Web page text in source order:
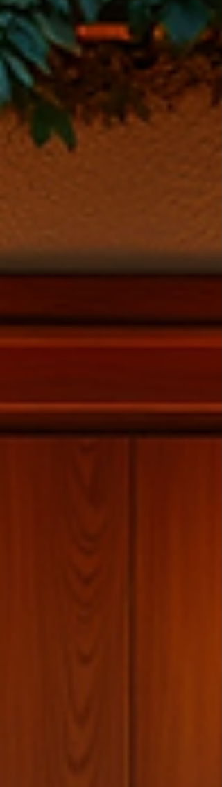
oficinas puede transformar por completo la
manera en que trabajamos y nos relacionamos
con nuestro entorno laboral. Vamos a descubrir
juntos cómo lograrlo. ¿Por qué es clave el
diseño funcional en oficinas?